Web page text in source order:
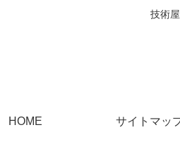
技術
HOME サイトマッ